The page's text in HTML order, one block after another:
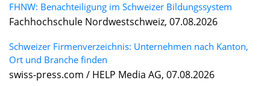
FHNW: Benachteiligung im Schweizer Bildungssystem
Fachhochschule Nordwestschweiz, 07.08.2026
Schweizer Firmenverzeichnis: Unternehmen nach Kanton,
Ort und Branche finden
swiss-press.com / HELP Media AG, 07.08.2026